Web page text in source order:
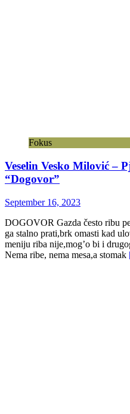
Fokus
Veselin Vesko Milović –
“Dogovor”
September 16, 2023
DOGOVOR Gazda često ribu
ga stalno prati,brk omasti kad
meniju riba nije,mog’o bi i
Nema ribe, nema mesa,a stomak